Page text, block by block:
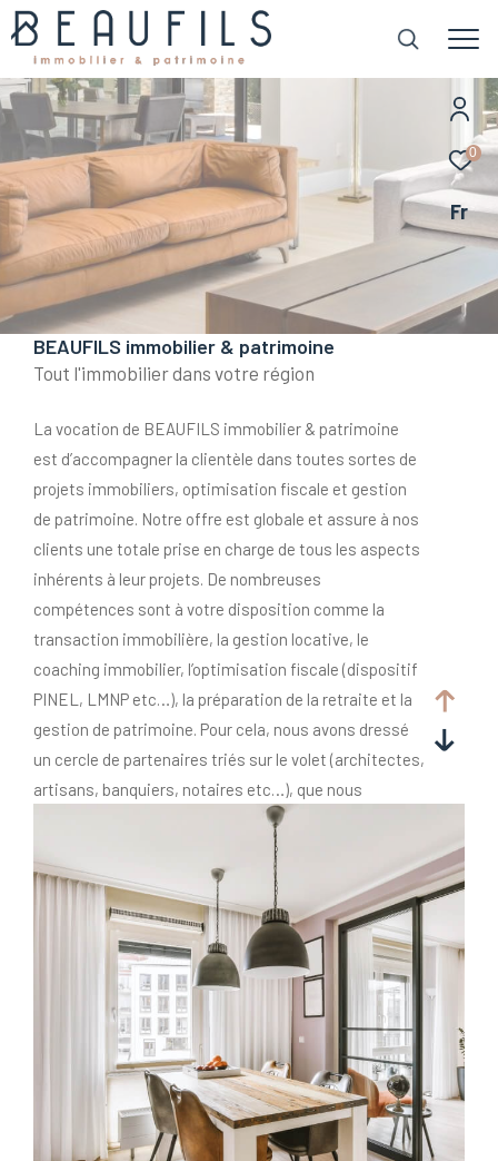
0
Fr
BEAUFILS immobilier & patrimoine
Tout l'immobilier dans votre région
La vocation de BEAUFILS immobilier & patrimoine
est d’accompagner la clientèle dans toutes sortes de
projets immobiliers, optimisation fiscale et gestion
de patrimoine. Notre offre est globale et assure à nos
clients une totale prise en charge de tous les aspects
inhérents à leur projets. De nombreuses
compétences sont à votre disposition comme la
transaction immobilière, la gestion locative, le
coaching immobilier, l’optimisation fiscale (dispositif
PINEL, LMNP etc…), la préparation de la retraite et la
gestion de patrimoine. Pour cela, nous avons dressé
un cercle de partenaires triés sur le volet (architectes,
artisans, banquiers, notaires etc…), que nous
coordonnons pour vous, afin de mener à bien votre
Alors, si cela vous inspire, contactez-nous.
Amicalement.
Xavier Beaufils